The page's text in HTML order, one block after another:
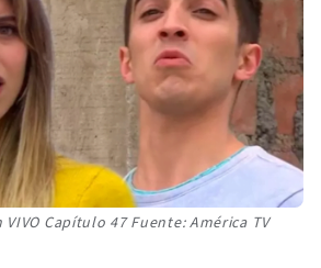
Capítulo 47 Fuente: América TV